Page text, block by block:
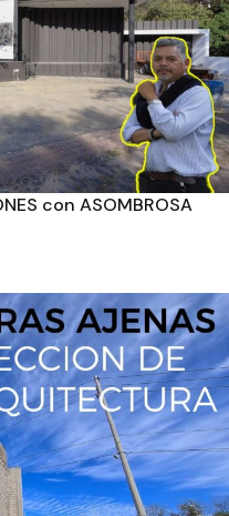
con ASOMBROSA